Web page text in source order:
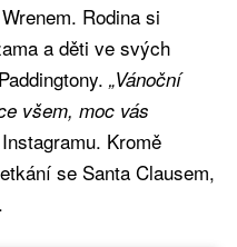
Rodina si
a děti ve svých
„Vánoční
všem, moc vás
Kromě
se Santa Clausem,
.